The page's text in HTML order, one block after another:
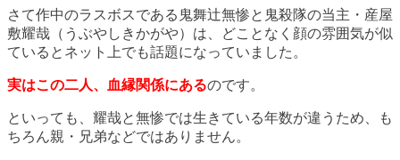
さて作中のラスボスである鬼舞辻無惨と鬼殺隊の当主・産屋
敷耀哉（うぶやしきかがや）は、どことなく顔の雰囲気が似
ているとネット上でも話題になっていました。
実はこの二人、血縁関係にあるのです。
といっても、耀哉と無惨では生きている年数が違うため、も
ちろん親・兄弟などではありません。